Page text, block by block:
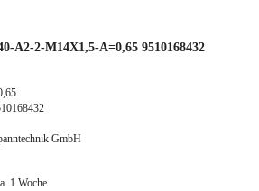
A2-2-M14X1,5-A=0,65 9510168432
GmbH
1 Woche